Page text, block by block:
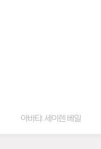
아바타: 세이렌 베일